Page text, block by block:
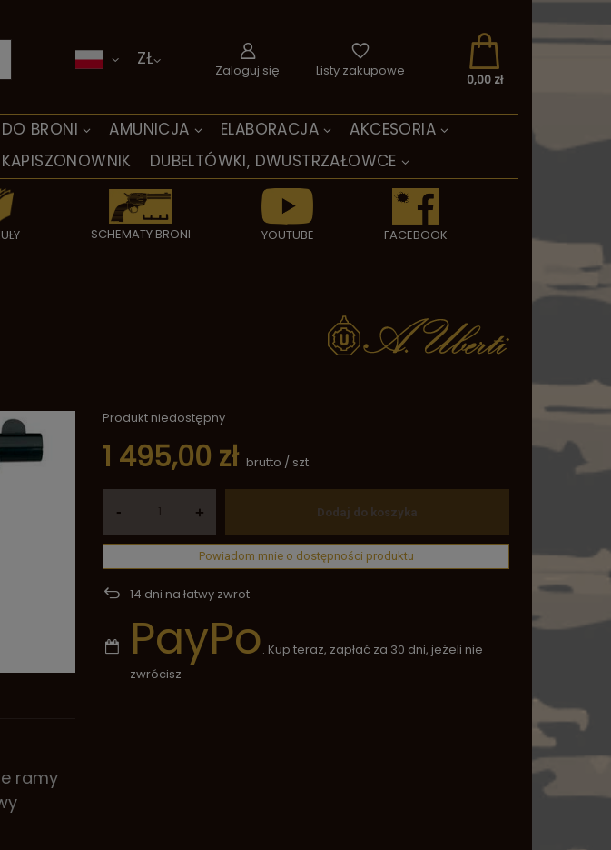
BRONI AMUNICJA ELABORACJA
AKCESORIA
KAPISZONOWNIK DUBELTÓWKI, DWUSTRZAŁOWCE
SCHEMATY BRONI YOUTUBE FACEBOOK
ZŁ
Zaloguj się Listy zakupowe
0,00 zł
Produkt niedostępny
1 495,00 zł brutto / szt.
- + Dodaj do koszyka
Powiadom mnie o dostępności produktu
14 dni na łatwy zwrot
PayPo. Kup teraz, zapłać za 30 dni, jeżeli nie
zwrócisz
ramy